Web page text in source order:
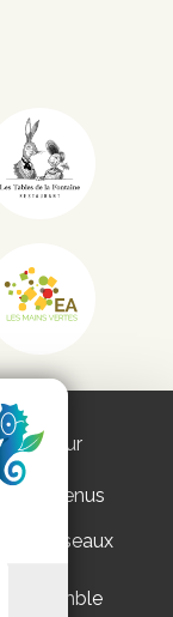
légales
de
pour
contenus
les réseaux
l’ensemble